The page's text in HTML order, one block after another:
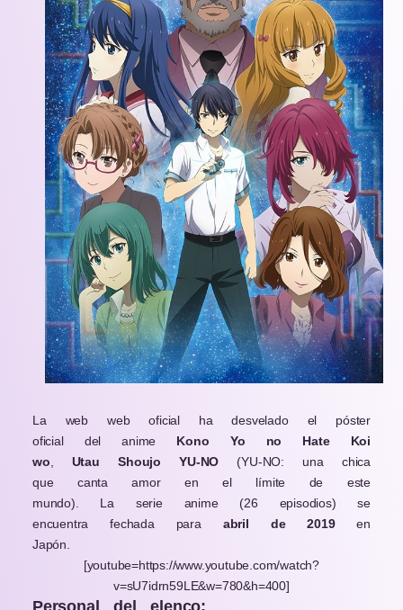
La web web oficial ha desvelado el póster
oficial del anime
Kono Yo no Hate Koi
wo
Utau Shoujo YU-NO
(YU-NO: una chica
que canta amor en el límite de este
mundo)
La serie anime (26 episodios) se
encuentra fechada para abril de 2019en
Japón.
[youtube=https://www.youtube.com/watch?
v=sU7idrn59LE&w=780&h=400]
Personal del elenco: